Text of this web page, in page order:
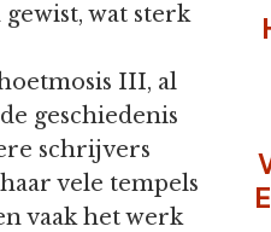
wat sterk
III, al
geschiedenis
schrijvers
vele tempels
vaak het werk